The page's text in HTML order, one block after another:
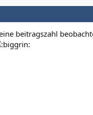
beitragszahl